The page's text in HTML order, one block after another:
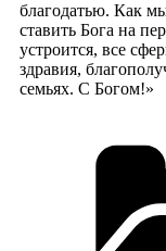
благодатью. Как
ставить Бога на
устроится, все
здравия,
семьях. С Богом!»